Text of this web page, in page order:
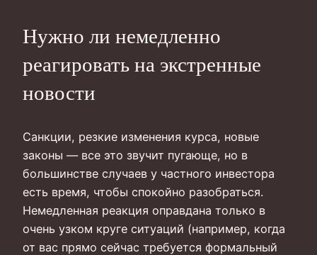
Нужно ли немедленно
реагировать на экстренные
новости
Санкции, резкие изменения курса, новые
законы — все это звучит пугающе, но в
большинстве случаев у частного инвестора
есть время, чтобы спокойно разобраться.
Немедленная реакция оправдана только в
очень узком круге ситуаций (например, когда
от вас прямо сейчас требуется формальный